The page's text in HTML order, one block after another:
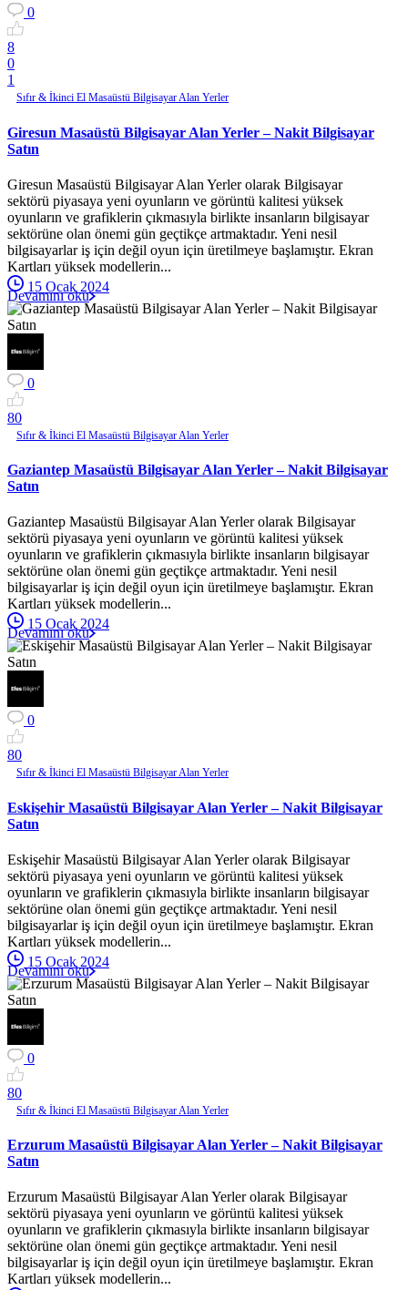
0
8
0
1
Sıfır & İkinci El Masaüstü Bilgisayar Alan Yerler
Giresun Masaüstü Bilgisayar Alan Yerler – Nakit Bilgisayar
Satın
Giresun Masaüstü Bilgisayar Alan Yerler olarak Bilgisayar
sektörü piyasaya yeni oyunların ve görüntü kalitesi yüksek
oyunların ve grafiklerin çıkmasıyla birlikte insanların bilgisayar
sektörüne olan önemi gün geçtikçe artmaktadır. Yeni nesil
bilgisayarlar iş için değil oyun için üretilmeye başlamıştır. Ekran
Kartları yüksek modellerin...
15 Ocak 2024
Devamını oku
0
80
Sıfır & İkinci El Masaüstü Bilgisayar Alan Yerler
Gaziantep Masaüstü Bilgisayar Alan Yerler – Nakit Bilgisayar
Satın
Gaziantep Masaüstü Bilgisayar Alan Yerler olarak Bilgisayar
sektörü piyasaya yeni oyunların ve görüntü kalitesi yüksek
oyunların ve grafiklerin çıkmasıyla birlikte insanların bilgisayar
sektörüne olan önemi gün geçtikçe artmaktadır. Yeni nesil
bilgisayarlar iş için değil oyun için üretilmeye başlamıştır. Ekran
Kartları yüksek modellerin...
15 Ocak 2024
Devamını oku
0
80
Sıfır & İkinci El Masaüstü Bilgisayar Alan Yerler
Eskişehir Masaüstü Bilgisayar Alan Yerler – Nakit Bilgisayar
Satın
Eskişehir Masaüstü Bilgisayar Alan Yerler olarak Bilgisayar
sektörü piyasaya yeni oyunların ve görüntü kalitesi yüksek
oyunların ve grafiklerin çıkmasıyla birlikte insanların bilgisayar
sektörüne olan önemi gün geçtikçe artmaktadır. Yeni nesil
bilgisayarlar iş için değil oyun için üretilmeye başlamıştır. Ekran
Kartları yüksek modellerin...
15 Ocak 2024
Devamını oku
0
80
Sıfır & İkinci El Masaüstü Bilgisayar Alan Yerler
Erzurum Masaüstü Bilgisayar Alan Yerler – Nakit Bilgisayar
Satın
Erzurum Masaüstü Bilgisayar Alan Yerler olarak Bilgisayar
sektörü piyasaya yeni oyunların ve görüntü kalitesi yüksek
oyunların ve grafiklerin çıkmasıyla birlikte insanların bilgisayar
sektörüne olan önemi gün geçtikçe artmaktadır. Yeni nesil
bilgisayarlar iş için değil oyun için üretilmeye başlamıştır. Ekran
Kartları yüksek modellerin...